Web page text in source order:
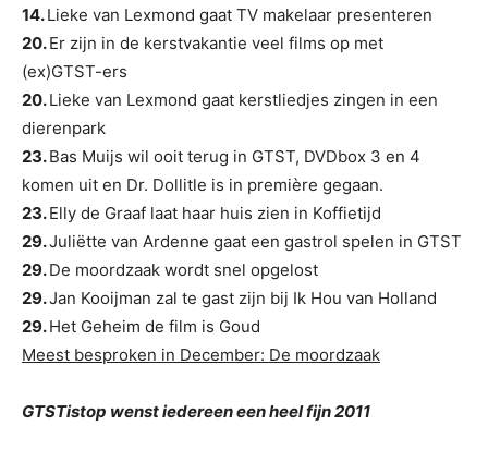
14.Lieke van Lexmond gaat TV makelaar presenteren
20.Er zijn in de kerstvakantie veel films op met
(ex)GTST-ers
20.Lieke van Lexmond gaat kerstliedjes zingen in een
dierenpark
23.Bas Muijs wil ooit terug in GTST, DVDbox 3 en 4
komen uit en Dr. Dollitle is in première gegaan.
23.Elly de Graaf laat haar huis zien in Koffietijd
29.Juliëtte van Ardenne gaat een gastrol spelen in GTST
29.De moordzaak wordt snel opgelost
29.Jan Kooijman zal te gast zijn bij Ik Hou van Holland
29.Het Geheim de film is Goud
Meest besproken in December: De moordzaak
GTSTistop wenst iedereen een heel fijn 2011